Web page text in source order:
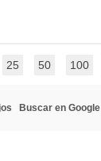
25 50 100
Buscar en Google